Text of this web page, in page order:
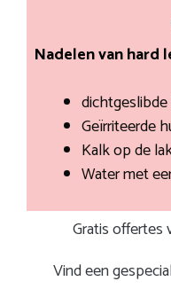
Nadelen van hard
dichtgeslibde
Geïrriteerde
Kalk op de
Water met
Gratis offertes
Vind een